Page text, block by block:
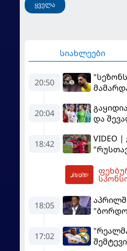
ყველა
სიახლეები
20:50
მეკარემ
20:04
და
18:42
VIDEO
18:05
17:02